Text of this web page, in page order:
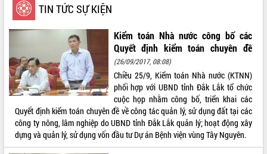
GIỚI THIỆU
LÃNH ĐẠO UBND TỈNH
TIN TỨC SỰ KIỆN
SỞ, BAN, NGÀNH
THÔNG TIN CHỈ ĐẠO ĐIỀU HÀNH
HỆ THỐNG VĂN BẢN
TIN TỨC SỰ KIỆN
Kiểm toán Nhà nước công bố các
Quyết định kiểm toán chuyên đề
(26/09/2017, 08:08)
Chiều 25/9, Kiểm toán Nhà nước (KTNN)
phối hợp với UBND tỉnh Đắk Lắk tổ chức
cuộc họp nhằm công bố, triển khai các
Quyết định kiểm toán chuyên đề về công tác quản lý, sử dụng đất tại các
công ty nông, lâm nghiệp do UBND tỉnh Đắk Lắk quản lý; hoạt động xây
dựng và quản lý, sử dụng vốn đầu tư Dự án Bệnh viện vùng Tây Nguyên.